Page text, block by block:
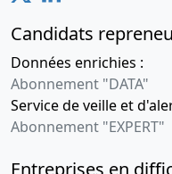
3e Arrondissemen
Mentions :Numero
2025SEC00058 La
contre SARL FIL
AOUT 24 16 09 24
Privilèges sécurité
Candidats
Données enrichies :
Abonnement "DATA"
Service de veille et
Abonnement "EXPERT"